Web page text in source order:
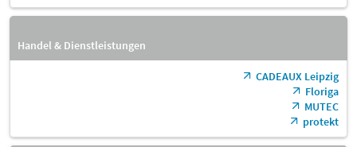
Handel & Dienstleistungen
CADEAUX Leipzig
Floriga
MUTEC
protekt